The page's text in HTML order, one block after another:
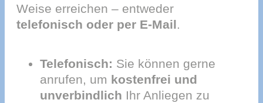
Weise erreichen – entweder
telefonisch oder per E-Mail.
Telefonisch: Sie können gerne
anrufen, um kostenfrei und
unverbindlich Ihr Anliegen zu